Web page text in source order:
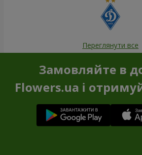
Переглянути все
Замовляйте в
Flowers.ua і